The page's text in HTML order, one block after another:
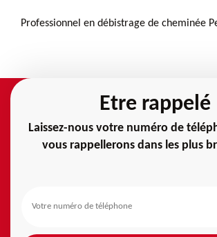
Professionnel en débistrage de cheminée
Etre rappelé
Laissez-nous votre numéro de
vous rappellerons dans les plus